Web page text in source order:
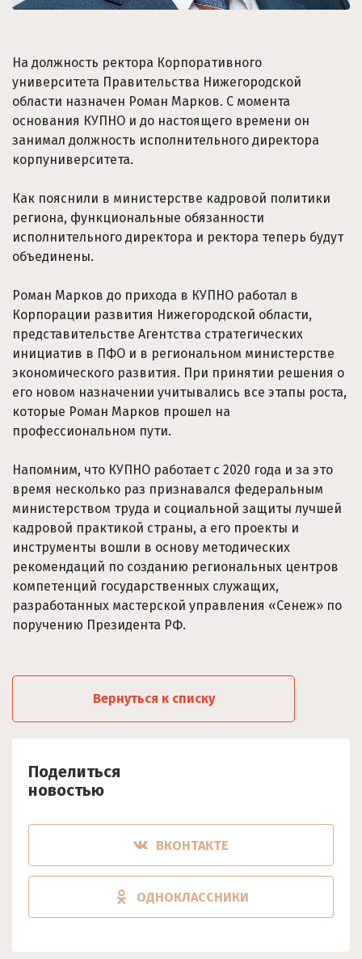
На должность ректора Корпоративного
университета Правительства Нижегородской
области назначен Роман Марков. С момента
основания КУПНО и до настоящего времени он
занимал должность исполнительного директора
корпуниверситета.
Как пояснили в министерстве кадровой политики
региона, функциональные обязанности
исполнительного директора и ректора теперь будут
объединены.
Роман Марков до прихода в КУПНО работал в
Корпорации развития Нижегородской области,
представительстве Агентства стратегических
инициатив в ПФО и в региональном министерстве
экономического развития. При принятии решения о
его новом назначении учитывались все этапы роста,
которые Роман Марков прошел на
профессиональном пути.
Напомним, что КУПНО работает с 2020 года и за это
время несколько раз признавался федеральным
министерством труда и социальной защиты лучшей
кадровой практикой страны, а его проекты и
инструменты вошли в основу методических
рекомендаций по созданию региональных центров
компетенций государственных служащих,
разработанных мастерской управления «Сенеж» по
поручению Президента РФ.
Вернуться к списку
Поделиться
новостью
ВКОНТАКТЕ
ОДНОКЛАССНИКИ